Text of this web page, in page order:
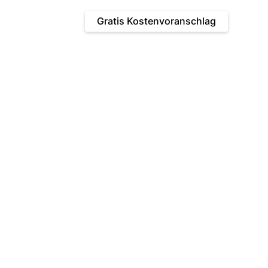
Gratis Kostenvoranschlag